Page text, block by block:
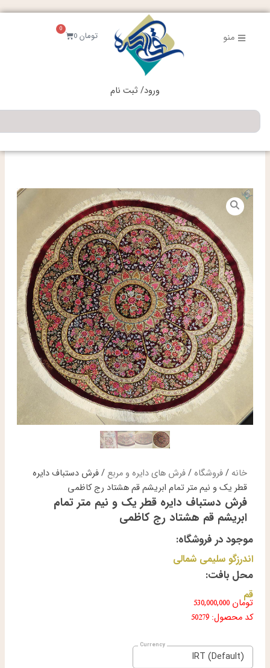
رفتن
منو تومان0
0
سبد
خرید
ورود/ ثبت نام
جستجو
خانه /فروشگاه/فرش های دایره و مربع/ فرش دستباف دایره
قطر یک و نیم متر تمام ابریشم قم هشتاد رج کاظمی
فرش دستباف دایره قطر یک و نیم متر تمام
ابریشم قم هشتاد رج کاظمی
موجود در فروشگاه:
اندرزگو سلیمی شمالی
محل بافت:
قم
تومان
کد محصول: 50279
IRT (Default)